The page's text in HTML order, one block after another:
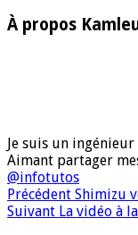
À propos
Je suis un
Aimant partager
@infotutos
Précédent Shimizu
Suivant La vidéo à